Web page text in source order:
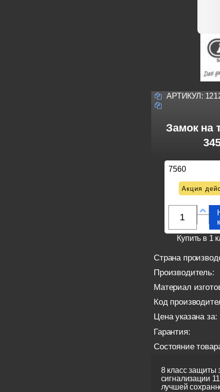
АРТИКУЛ:
Замок на
7560
Акция
Купить в 1
Страна
Производитель:
Материал
Код
Цена указана за:
Гарантия:
Состояние
8 класс защиты
сигнализации
лучшей